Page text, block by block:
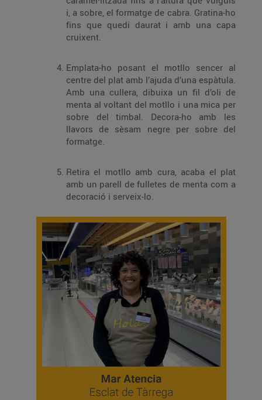
i, a sobre, el formatge de cabra. Gratina-ho
fins que quedi daurat i amb una capa
cruixent.
Emplata-ho posant el motllo sencer al
centre del plat amb l’ajuda d’una espàtula.
Amb una cullera, dibuixa un fil d’oli de
menta al voltant del motllo i una mica per
sobre del timbal. Decora-ho amb les
llavors de sèsam negre per sobre del
formatge.
Retira el motllo amb cura, acaba el plat
amb un parell de fulletes de menta com a
decoració i serveix-lo.